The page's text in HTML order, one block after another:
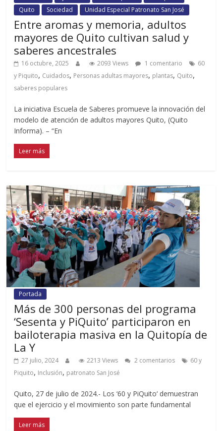
Quito
Sociedad Unidad Especial Patronato San José
Entre aromas y memoria, adultos
mayores de Quito cultivan salud y
saberes ancestrales
16 octubre, 2025 2093 Views 1 comentario
60
y Piquito, Cuidados, Personas adultas mayores, plantas, Quito,
saberes populares
La iniciativa Escuela de Saberes promueve la innovación del
modelo de atención de adultos mayores Quito, (Quito
Informa). – “En
Leer más
Portada
Más de 300 personas del programa
‘Sesenta y PiQuito’ participaron en
bailoterapia masiva en la Quitopía de
La Y
27 julio, 2024 2213 Views 2 comentarios
60 y
Piquito, Inclusión, patronato San José
Quito, 27 de julio de 2024.- Los ‘60 y PiQuito‘ demuestran
que el ejercicio y el movimiento son parte fundamental
Leer más